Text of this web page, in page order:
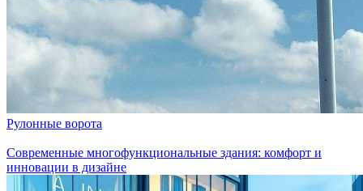
Рулонные ворота
Современные многофункциональные здания: комфорт и
инновации в дизайне